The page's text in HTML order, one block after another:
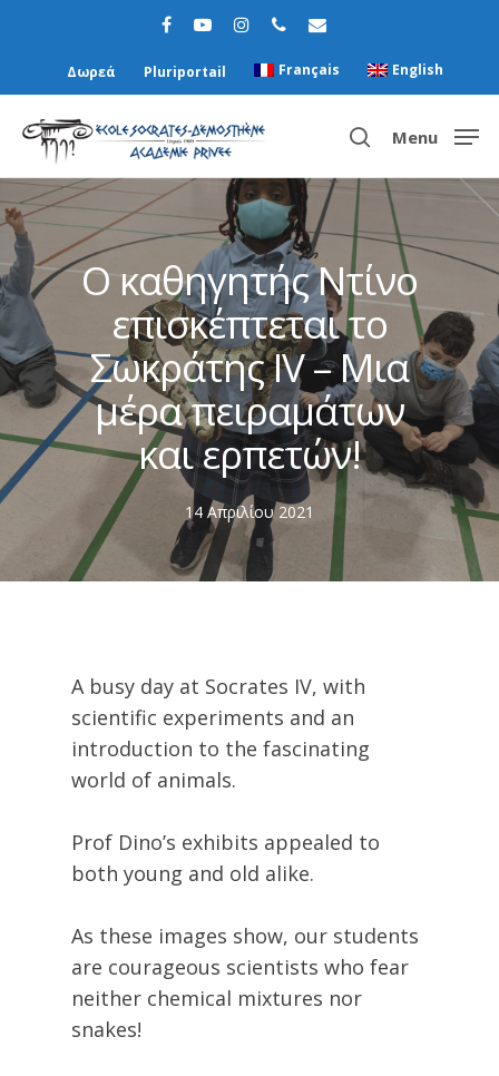
Δωρεά Pluriportail Français English
Hit enter to search or ESC to close
Menu
Ο καθηγητής Ντίνο
επισκέπτεται το
Σωκράτης IV – Μια
μέρα πειραμάτων
και ερπετών!
14 Απριλίου 2021
A busy day at Socrates IV, with
scientific experiments and an
introduction to the fascinating
world of animals.
Prof Dino’s exhibits appealed to
both young and old alike.
As these images show, our students
are courageous scientists who fear
neither chemical mixtures nor
snakes!